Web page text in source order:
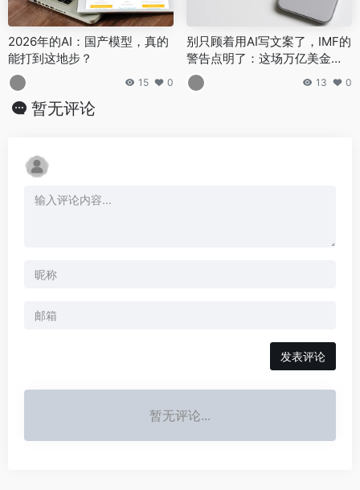
2026年的AI：国产模型，真的
能打到这地步？
15 0
别只顾着用AI写文案了，IMF的
警告点明了：这场万亿美金的
泡沫，决定了你3年后的饭碗
13 0
暂无评论
发表评论
暂无评论...